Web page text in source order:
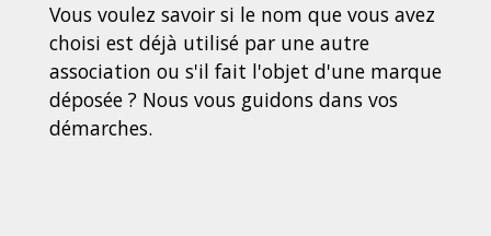
Vous voulez savoir si le nom que vous avez
choisi est déjà utilisé par une autre
association ou s'il fait l'objet d'une marque
déposée ? Nous vous guidons dans vos
démarches.